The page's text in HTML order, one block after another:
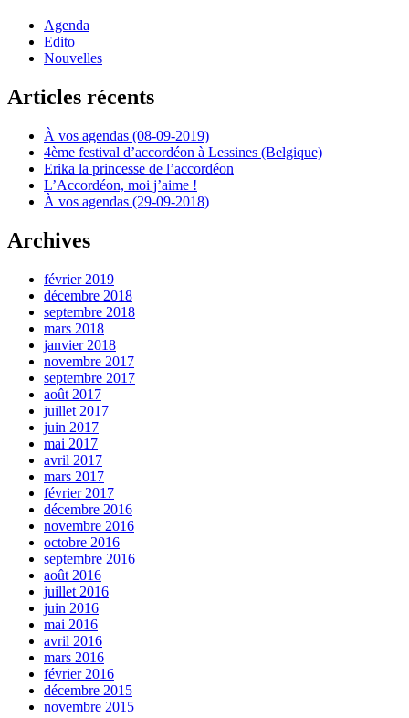
Agenda
Edito
Nouvelles
Articles récents
À vos agendas (08-09-2019)
4ème festival d’accordéon à Lessines (Belgique)
Erika la princesse de l’accordéon
L’Accordéon, moi j’aime !
À vos agendas (29-09-2018)
Archives
février 2019
décembre 2018
septembre 2018
mars 2018
janvier 2018
novembre 2017
septembre 2017
août 2017
juillet 2017
juin 2017
mai 2017
avril 2017
mars 2017
février 2017
décembre 2016
novembre 2016
octobre 2016
septembre 2016
août 2016
juillet 2016
juin 2016
mai 2016
avril 2016
mars 2016
février 2016
décembre 2015
novembre 2015